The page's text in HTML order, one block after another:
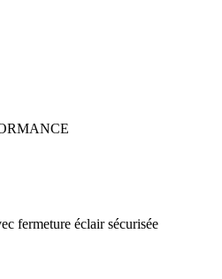
fermeture éclair sécurisée